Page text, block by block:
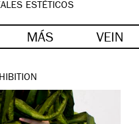
ESTÉTICOS
MÁS VEIN